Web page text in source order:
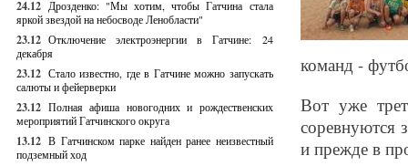
24.12 Дрозденко: "Мы хотим, чтобы Гатчина стала
яркой звездой на небосводе Ленобласти"
23.12 Отключение электроэнергии в Гатчине: 24
декабря
23.12 Стало известно, где в Гатчине можно запускать
салюты и фейерверки
23.12 Полная афиша новогодних и рождественских
мероприятий Гатчинского округа
13.12 В Гатчинском парке найден ранее неизвестный
подземный ход
команд -
Вот уже
соревнуются
и прежде в